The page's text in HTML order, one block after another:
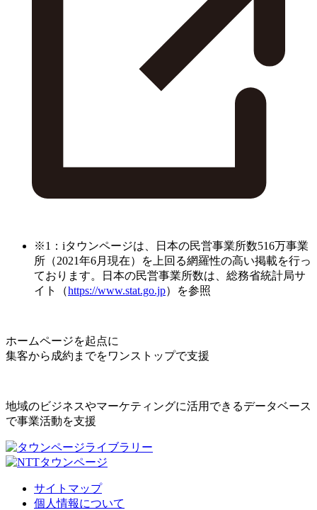
※1：iタウンページは、日本の民営事業所数516万事業
所（2021年6月現在）を上回る網羅性の高い掲載を行っ
ております。日本の民営事業所数は、総務省統計局サ
イト（https://www.stat.go.jp）を参照
ホームページを起点に
集客から成約までをワンストップで支援
地域のビジネスやマーケティングに活用できるデータベース
で事業活動を支援
サイトマップ
個人情報について